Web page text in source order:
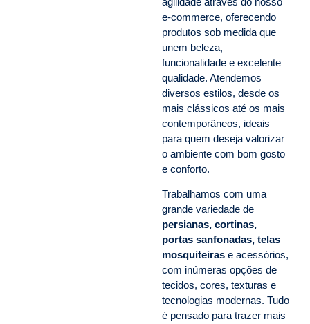
e-commerce, oferecendo
produtos sob medida que
unem beleza,
funcionalidade e excelente
qualidade. Atendemos
diversos estilos, desde os
mais clássicos até os mais
contemporâneos, ideais
para quem deseja valorizar
o ambiente com bom gosto
e conforto.
Trabalhamos com uma
grande variedade de
persianas, cortinas,
portas sanfonadas, telas
mosquiteiras e acessórios,
com inúmeras opções de
tecidos, cores, texturas e
tecnologias modernas. Tudo
é pensado para trazer mais